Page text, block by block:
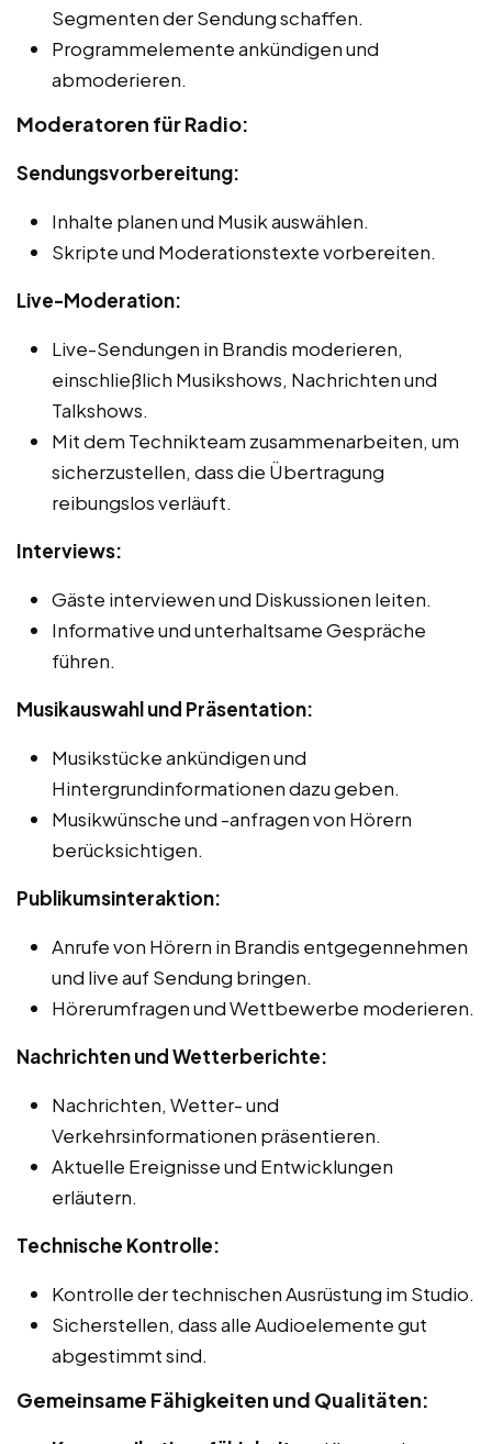
Segmenten der Sendung schaffen.
Programmelemente ankündigen und
abmoderieren.
Moderatoren für Radio:
Sendungsvorbereitung:
Inhalte planen und Musik auswählen.
Skripte und Moderationstexte vorbereiten.
Live-Moderation:
Live-Sendungen in Brandis moderieren,
einschließlich Musikshows, Nachrichten und
Talkshows.
Mit dem Technikteam zusammenarbeiten, um
sicherzustellen, dass die Übertragung
reibungslos verläuft.
Interviews:
Gäste interviewen und Diskussionen leiten.
Informative und unterhaltsame Gespräche
führen.
Musikauswahl und Präsentation:
Musikstücke ankündigen und
Hintergrundinformationen dazu geben.
Musikwünsche und -anfragen von Hörern
berücksichtigen.
Publikumsinteraktion:
Anrufe von Hörern in Brandis entgegennehmen
und live auf Sendung bringen.
Hörerumfragen und Wettbewerbe moderieren.
Nachrichten und Wetterberichte:
Nachrichten, Wetter- und
Verkehrsinformationen präsentieren.
Aktuelle Ereignisse und Entwicklungen
erläutern.
Technische Kontrolle:
Kontrolle der technischen Ausrüstung im Studio.
Sicherstellen, dass alle Audioelemente gut
abgestimmt sind.
Gemeinsame Fähigkeiten und Qualitäten: